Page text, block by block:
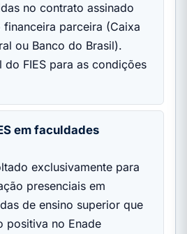
no contrato assinado
parceira (Caixa
ou Banco do Brasil).
do FIES para as condições
em faculdades
exclusivamente para
presenciais em
de ensino superior que
positiva no Enade